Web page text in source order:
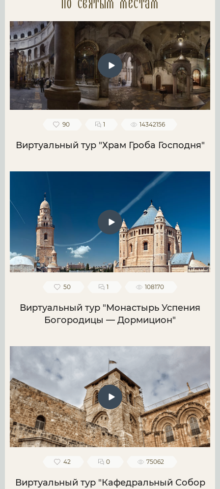
по святым местам
90 1 14342156
Виртуальный тур "Храм Гроба Господня"
50 1 108170
Виртуальный тур "Монастырь Успения
Богородицы — Дормицион"
42 0 75062
Виртуальный тур "Кафедральный Собор